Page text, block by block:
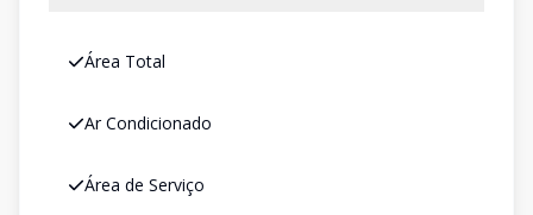
Área Total
Ar Condicionado
Área de Serviço